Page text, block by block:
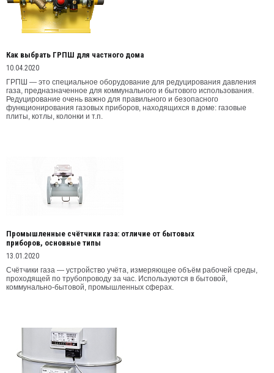
Как выбрать ГРПШ для частного дома
10.04.2020
ГРПШ — это специальное оборудование для редуцирования давления
газа, предназначенное для коммунального и бытового использования.
Редуцирование очень важно для правильного и безопасного
функционирования газовых приборов, находящихся в доме: газовые
плиты, котлы, колонки и т.п.
Промышленные счётчики газа: отличие от бытовых
приборов, основные типы
13.01.2020
Счётчики газа — устройство учёта, измеряющее объём рабочей среды,
проходящей по трубопроводу за час. Используются в бытовой,
коммунально-бытовой, промышленных сферах.